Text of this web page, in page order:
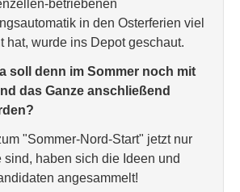
betriebenen
in den Osterferien viel
hat, wurde ins Depot geschaut.
soll denn im Sommer noch mit
das Ganze anschließend
"Sommer-Nord-Start" jetzt nur
sind, haben sich die Ideen und
angesammelt!